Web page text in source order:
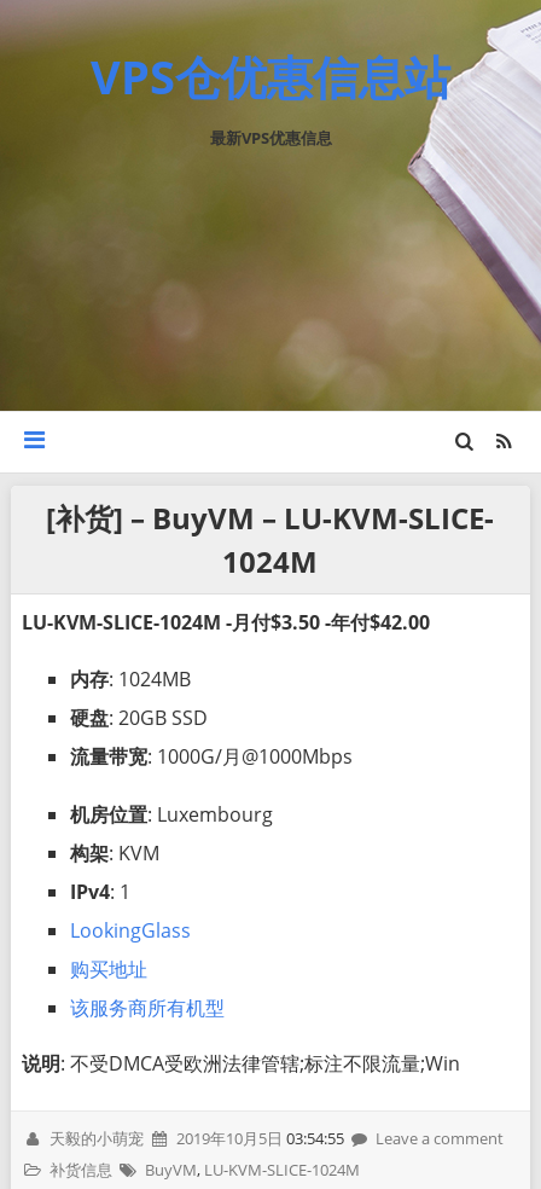
VPS仓优惠信息站
最新VPS优惠信息
[补货] – BuyVM – LU-KVM-SLICE-
1024M
LU-KVM-SLICE-1024M -月付$3.50 -年付$42.00
内存: 1024MB
硬盘: 20GB SSD
流量带宽: 1000G/月@1000Mbps
机房位置: Luxembourg
构架: KVM
IPv4: 1
LookingGlass
购买地址
该服务商所有机型
说明: 不受DMCA受欧洲法律管辖;标注不限流量;Win
天毅的小萌宠 2019年10月5日 03:54:55
Leave a comment
补货信息
BuyVM, LU-KVM-SLICE-1024M